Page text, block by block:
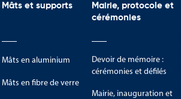
Mâts et supports
Mâts en aluminium
Mâts en fibre de verre
Mairie, protocole et
cérémonies
Devoir de mémoire :
cérémonies et défilés
Mairie, inauguration et